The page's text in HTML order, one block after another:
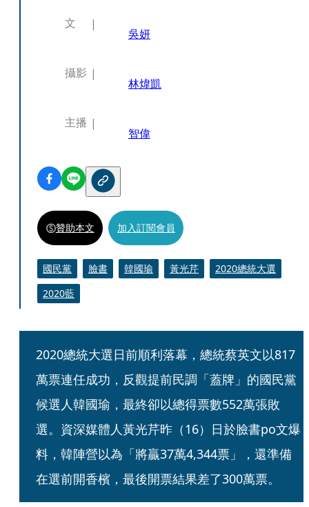
文
吳妍
攝影
林煒凱
主播
智偉
贊助本文 加入訂閱會員
國民黨 臉書 韓國瑜 黃光芹
2020總統大選
2020藍
2020總統大選日前順利落幕，總統蔡英文以817
萬票連任成功，反觀提前民調「蓋牌」的國民黨
候選人韓國瑜，最終卻以總得票數552萬張敗
選。資深媒體人黃光芹昨（16）日於臉書po文爆
料，韓陣營以為「將贏37萬4,344票」，還準備
在選前開香檳，最後開票結果差了300萬票。